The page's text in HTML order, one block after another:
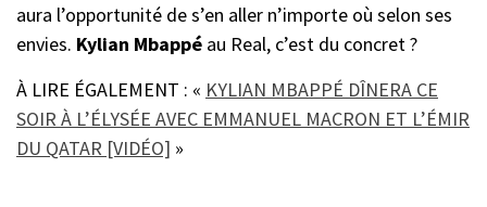
aura l’opportunité de s’en aller n’importe où selon ses
envies. Kylian Mbappé au Real, c’est du concret ?
À LIRE ÉGALEMENT : « KYLIAN MBAPPÉ DÎNERA CE
SOIR À L’ÉLYSÉE AVEC EMMANUEL MACRON ET L’ÉMIR
DU QATAR [VIDÉO] »